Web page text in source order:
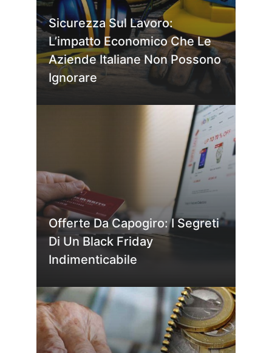
Sicurezza Sul Lavoro:
L’impatto Economico Che Le
Aziende Italiane Non Possono
Ignorare
Offerte Da Capogiro: I Segreti
Di Un Black Friday
Indimenticabile